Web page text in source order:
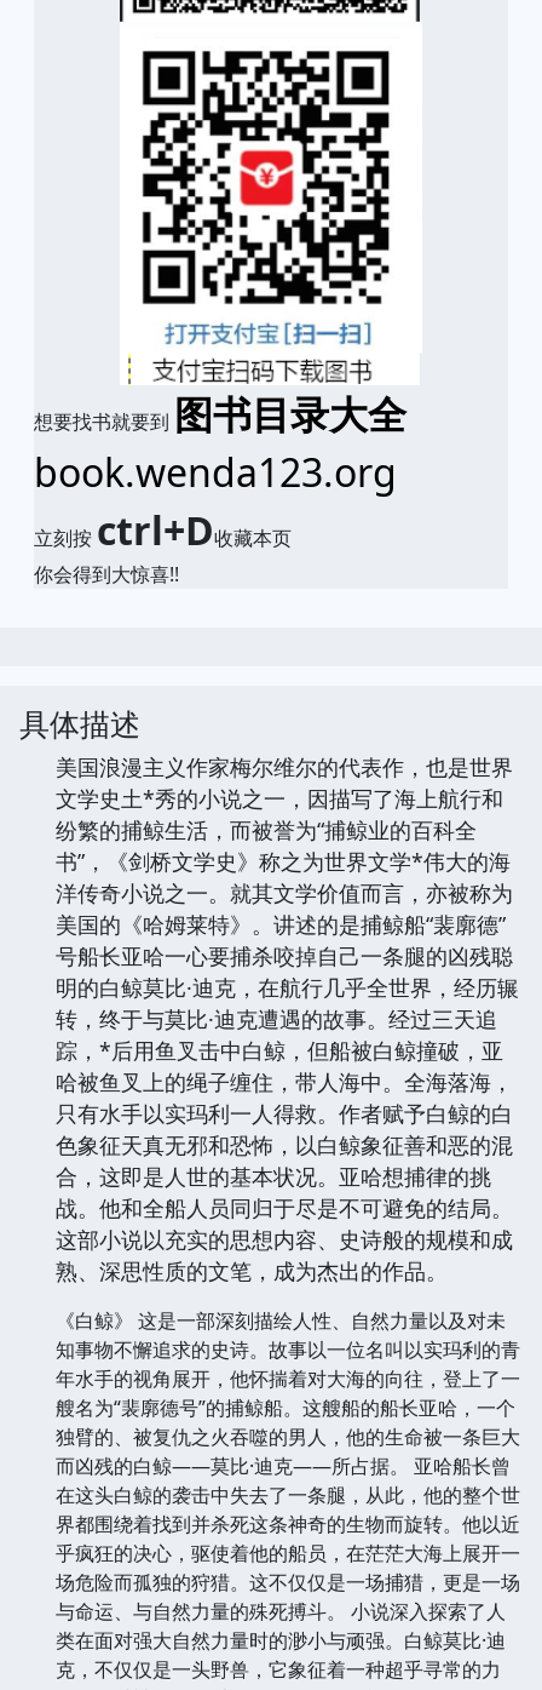
想要找书就要到 图书目录大全
book.wenda123.org
立刻按 ctrl+D收藏本页
你会得到大惊喜!!
具体描述
美国浪漫主义作家梅尔维尔的代表作，也是世界
文学史土*秀的小说之一，因描写了海上航行和
纷繁的捕鲸生活，而被誉为“捕鲸业的百科全
书”，《剑桥文学史》称之为世界文学*伟大的海
洋传奇小说之一。就其文学价值而言，亦被称为
美国的《哈姆莱特》。讲述的是捕鲸船“裴廓德”
号船长亚哈一心要捕杀咬掉自己一条腿的凶残聪
明的白鲸莫比·迪克，在航行几乎全世界，经历辗
转，终于与莫比·迪克遭遇的故事。经过三天追
踪，*后用鱼叉击中白鲸，但船被白鲸撞破，亚
哈被鱼叉上的绳子缠住，带人海中。全海落海，
只有水手以实玛利一人得救。作者赋予白鲸的白
色象征天真无邪和恐怖，以白鲸象征善和恶的混
合，这即是人世的基本状况。亚哈想捕律的挑
战。他和全船人员同归于尽是不可避免的结局。
这部小说以充实的思想内容、史诗般的规模和成
熟、深思性质的文笔，成为杰出的作品。
《白鲸》 这是一部深刻描绘人性、自然力量以及对未
知事物不懈追求的史诗。故事以一位名叫以实玛利的青
年水手的视角展开，他怀揣着对大海的向往，登上了一
艘名为“裴廓德号”的捕鲸船。这艘船的船长亚哈，一个
独臂的、被复仇之火吞噬的男人，他的生命被一条巨大
而凶残的白鲸——莫比·迪克——所占据。 亚哈船长曾
在这头白鲸的袭击中失去了一条腿，从此，他的整个世
界都围绕着找到并杀死这条神奇的生物而旋转。他以近
乎疯狂的决心，驱使着他的船员，在茫茫大海上展开一
场危险而孤独的狩猎。这不仅仅是一场捕猎，更是一场
与命运、与自然力量的殊死搏斗。 小说深入探索了人
类在面对强大自然力量时的渺小与顽强。白鲸莫比·迪
克，不仅仅是一头野兽，它象征着一种超乎寻常的力